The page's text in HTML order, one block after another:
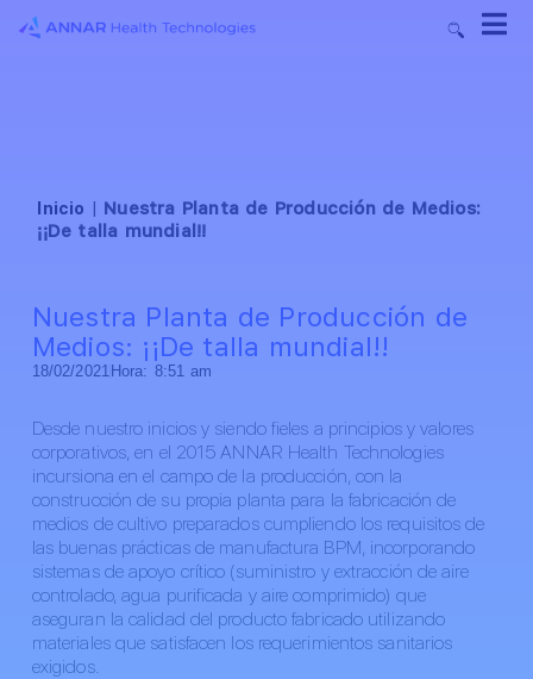
Inicio | Nuestra Planta de Producción de Medios:
¡¡De talla mundial!!
Nuestra Planta de Producción de
Medios: ¡¡De talla mundial!!
18/02/2021 Hora: 8:51 am
Desde nuestro inicios y siendo fieles a principios y valores
corporativos, en el 2015 ANNAR Health Technologies
incursiona en el campo de la producción, con la
construcción de su propia planta para la fabricación de
medios de cultivo preparados cumpliendo los requisitos de
las buenas prácticas de manufactura BPM, incorporando
sistemas de apoyo crítico (suministro y extracción de aire
controlado, agua purificada y aire comprimido) que
aseguran la calidad del producto fabricado utilizando
materiales que satisfacen los requerimientos sanitarios
exigidos.